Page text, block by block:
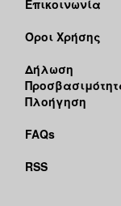
Επικοινωνία
Όροι Χρήσης
Δήλωση
Πλοήγηση
FAQs
RSS